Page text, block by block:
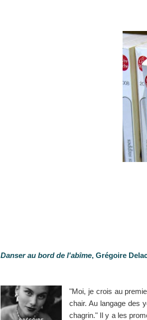
Danser au bord de l'abîme, Grégoire
"Moi, je crois au
chair. Au langage des
chagrin." Il y a les